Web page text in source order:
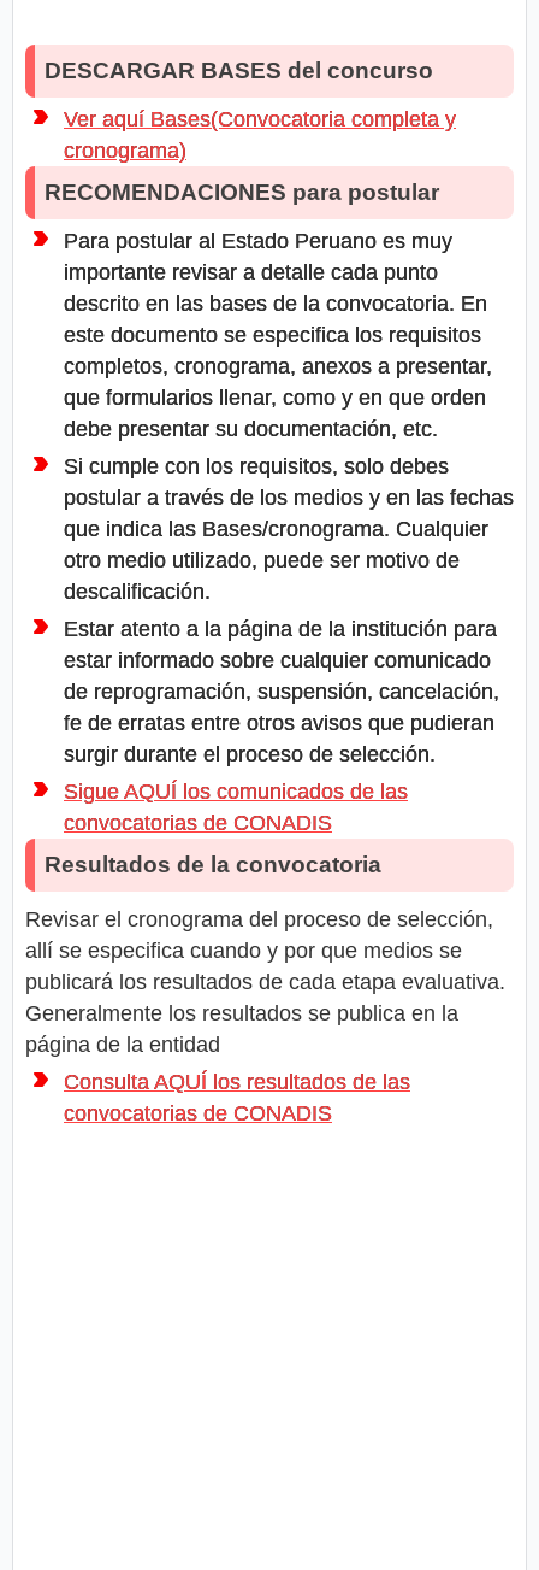
DESCARGAR BASES del concurso
Ver aquí Bases(Convocatoria completa y
cronograma)
RECOMENDACIONES para postular
Para postular al Estado Peruano es muy
importante revisar a detalle cada punto
descrito en las bases de la convocatoria. En
este documento se especifica los requisitos
completos, cronograma, anexos a presentar,
que formularios llenar, como y en que orden
debe presentar su documentación, etc.
Si cumple con los requisitos, solo debes
postular a través de los medios y en las fechas
que indica las Bases/cronograma. Cualquier
otro medio utilizado, puede ser motivo de
descalificación.
Estar atento a la página de la institución para
estar informado sobre cualquier comunicado
de reprogramación, suspensión, cancelación,
fe de erratas entre otros avisos que pudieran
surgir durante el proceso de selección.
Sigue AQUÍ los comunicados de las
convocatorias de CONADIS
Resultados de la convocatoria
Revisar el cronograma del proceso de selección,
allí se especifica cuando y por que medios se
publicará los resultados de cada etapa evaluativa.
Generalmente los resultados se publica en la
página de la entidad
Consulta AQUÍ los resultados de las
convocatorias de CONADIS